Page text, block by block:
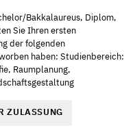
Bakkalaureus, Diplom,
Sie Ihren ersten
der folgenden
haben: Studienbereich:
Raumplanung,
ZULASSUNG